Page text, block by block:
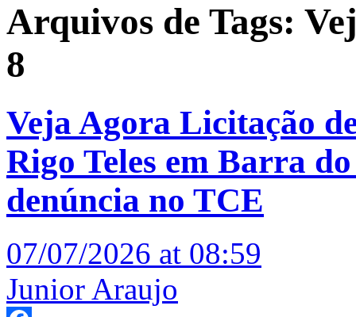
Arquivos de Tags:
8
Veja Agora Licitação
Rigo Teles em Barra
denúncia no TCE
07/07/2026 at 08:59
Junior Araujo